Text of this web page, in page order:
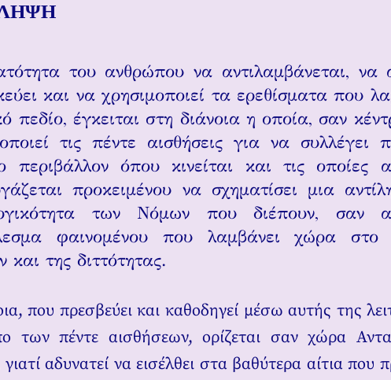
του ανθρώπου να αντιλαμβάνεται, να
και να χρησιμοποιεί τα ερεθίσματα που
πεδίο, έγκειται στη διάνοια η οποία, σαν
τις πέντε αισθήσεις για να συλλέγει
περιβάλλον όπου κινείται και τις οποίες
προκειμένου να σχηματίσει μια
των Νόμων που διέπουν, σαν
φαινομένου που λαμβάνει χώρα στο
και της διττότητας.
που πρεσβεύει και καθοδηγεί μέσω αυτής της
των πέντε αισθήσεων, ορίζεται σαν χώρα
αδυνατεί να εισέλθει στα βαθύτερα αίτια που